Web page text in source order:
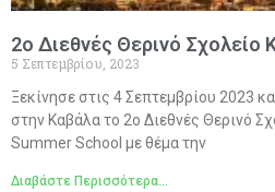
2ο Διεθνές Θερινό Σχολείο
5 Σεπτεμβρίου, 2023
Ξεκίνησε στις 4 Σεπτεμβρίου 2023
στην Καβάλα το 2ο Διεθνές Θερινό
Summer School με θέμα την
Διαβάστε Περισσότερα...